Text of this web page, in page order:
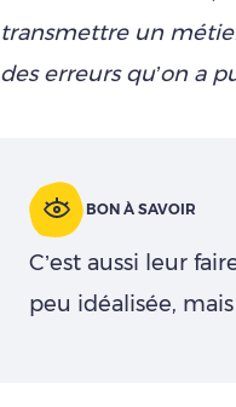
transmettre un
des erreurs qu’on a
BON À SAVOIR
C’est aussi leur
peu idéalisée,